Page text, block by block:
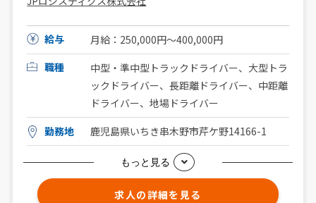
給与
月給：250,000円～400,000円
職種
中型・準中型トラックドライバー、大型トラ
ックドライバー、長距離ドライバー、中距離
ドライバー、地場ドライバー
勤務地
鹿児島県いちき串木野市芹ケ野14166-1
もっと見る
求人の詳細を見る